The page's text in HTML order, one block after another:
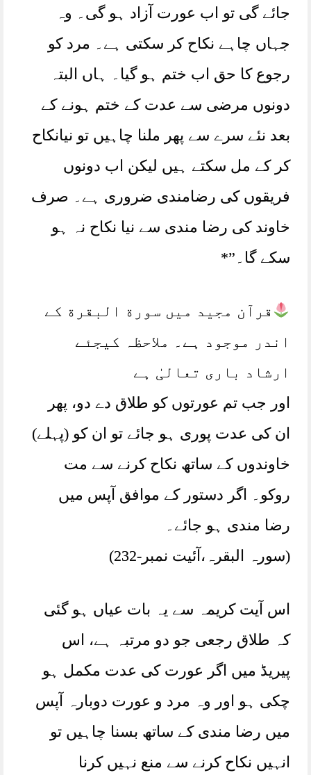
جائے گی تو اب عورت آزاد ہو گی۔ وہ
جہاں چاہے نکاح کر سکتی ہے۔ مرد کو
رجوع کا حق اب ختم ہو گیا۔ ہاں البتہ
دونوں مرضی سے عدت کے ختم ہونے کے
بعد نئے سرے سے پھر ملنا چاہیں تو نیانکاح
کر کے مل سکتے ہیں لیکن اب دونوں
فریقوں کی رضامندی ضروری ہے۔ صرف
خاوند کی رضا مندی سے نیا نکاح نہ ہو
سکے گا۔”*
قرآن مجید میں سورة البقرة کے
اندر موجود ہے۔ ملاحظہ کیجئے
ارشاد باری تعالیٰ ہے
اور جب تم عورتوں کو طلاق دے دو، پھر
ان کی عدت پوری ہو جائے تو ان کو (پہلے)
خاوندوں کے ساتھ نکاح کرنے سے مت
روکو۔ اگر دستور کے موافق آپس میں
رضا مندی ہو جائے۔
(سورہ البقرہ،آئیت نمبر-232)
اس آیت کریمہ سے یہ بات عیاں ہو گئی
کہ طلاق رجعی جو دو مرتبہ ہے، اس
پیریڈ میں اگر عورت کی عدت مکمل ہو
چکی ہو اور وہ مرد و عورت دوبارہ آپس
میں رضا مندی کے ساتھ بسنا چاہیں تو
انہیں نکاح کرنے سے منع نہیں کرنا